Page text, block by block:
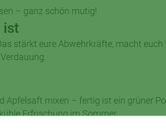
– ganz schön mutig!
ist
stärkt eure Abwehrkräfte, macht
Apfelsaft mixen – fertig ist ein grüner
Erfrischung im Sommer.